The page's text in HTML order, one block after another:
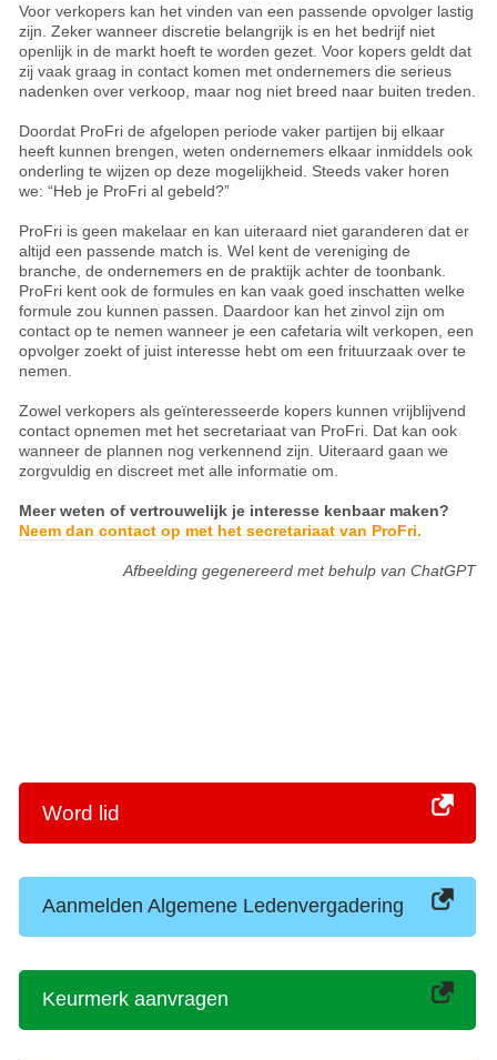
Voor verkopers kan het vinden van een passende opvolger lastig
zijn. Zeker wanneer discretie belangrijk is en het bedrijf niet
openlijk in de markt hoeft te worden gezet. Voor kopers geldt dat
zij vaak graag in contact komen met ondernemers die serieus
nadenken over verkoop, maar nog niet breed naar buiten treden.
Doordat ProFri de afgelopen periode vaker partijen bij elkaar
heeft kunnen brengen, weten ondernemers elkaar inmiddels ook
onderling te wijzen op deze mogelijkheid. Steeds vaker horen
we: “Heb je ProFri al gebeld?”
ProFri is geen makelaar en kan uiteraard niet garanderen dat er
altijd een passende match is. Wel kent de vereniging de
branche, de ondernemers en de praktijk achter de toonbank.
ProFri kent ook de formules en kan vaak goed inschatten welke
formule zou kunnen passen. Daardoor kan het zinvol zijn om
contact op te nemen wanneer je een cafetaria wilt verkopen, een
opvolger zoekt of juist interesse hebt om een frituurzaak over te
nemen.
Zowel verkopers als geïnteresseerde kopers kunnen vrijblijvend
contact opnemen met het secretariaat van ProFri. Dat kan ook
wanneer de plannen nog verkennend zijn. Uiteraard gaan we
zorgvuldig en discreet met alle informatie om.
Meer weten of vertrouwelijk je interesse kenbaar maken?
Neem dan contact op met het secretariaat van ProFri.
Afbeelding gegenereerd met behulp van ChatGPT
Word lid
Aanmelden Algemene Ledenvergadering
Keurmerk aanvragen